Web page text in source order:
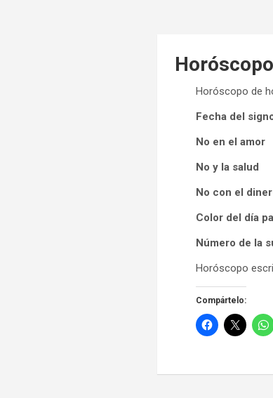
Horóscopo de
Fecha del
No en el amor
No y la salud
No con el
Color del día
Número de la
Horóscopo
Compártelo: